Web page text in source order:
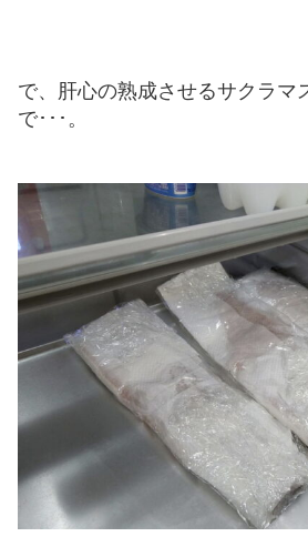
で、肝心の熟成させるサクラマ
で･･･。